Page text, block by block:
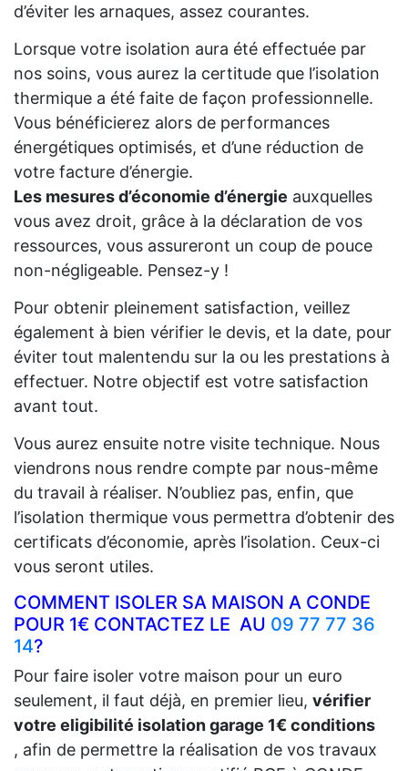
d’éviter les arnaques, assez courantes.
Lorsque votre isolation aura été effectuée par
nos soins, vous aurez la certitude que l’isolation
thermique a été faite de façon professionnelle.
Vous bénéficierez alors de performances
énergétiques optimisés, et d’une réduction de
votre facture d’énergie.
Les mesures d’économie d’énergie auxquelles
vous avez droit, grâce à la déclaration de vos
ressources, vous assureront un coup de pouce
non-négligeable. Pensez-y !
Pour obtenir pleinement satisfaction, veillez
également à bien vérifier le devis, et la date, pour
éviter tout malentendu sur la ou les prestations à
effectuer. Notre objectif est votre satisfaction
avant tout.
Vous aurez ensuite notre visite technique. Nous
viendrons nous rendre compte par nous-même
du travail à réaliser. N’oubliez pas, enfin, que
l’isolation thermique vous permettra d’obtenir des
certificats d’économie, après l’isolation. Ceux-ci
vous seront utiles.
COMMENT ISOLER SA MAISON A CONDE
POUR 1€ CONTACTEZ LE AU 09 77 77 36
14?
Pour faire isoler votre maison pour un euro
seulement, il faut déjà, en premier lieu, vérifier
votre eligibilité isolation garage 1€ conditions
, afin de permettre la réalisation de vos travaux